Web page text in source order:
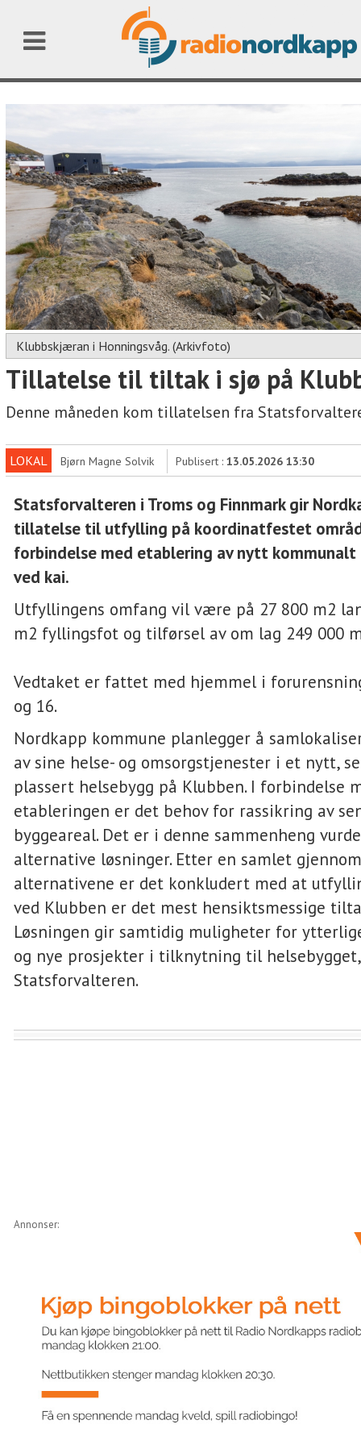
Klubbskjæran i Honningsvåg. (Arkivfoto)
Tillatelse til tiltak i sjø på
Denne måneden kom tillatelsen fra
LOKAL Bjørn Magne Solvik Publisert : 13.05.2026 13:30
Statsforvalteren i Troms og Finnmark gir
tillatelse til utfylling på koordinatfestet
forbindelse med etablering av nytt kommunalt
ved kai.
Utfyllingens omfang vil være på 27 800 m2
m2 fyllingsfot og tilførsel av om lag 249 000
Vedtaket er fattet med hjemmel i
og 16.
Nordkapp kommune planlegger å
av sine helse- og omsorgstjenester i et nytt,
plassert helsebygg på Klubben. I forbindelse
etableringen er det behov for rassikring av
byggeareal. Det er i denne sammenheng
alternative løsninger. Etter en samlet
alternativene er det konkludert med at
ved Klubben er det mest hensiktsmessige
Løsningen gir samtidig muligheter for
og nye prosjekter i tilknytning til
Statsforvalteren.
Annonser: